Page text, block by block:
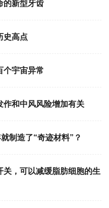
的新型牙齿
史高点
个宇宙异常
作和中风风险增加有关
制造了“奇迹材料”？
，可以减缓脂肪细胞的生